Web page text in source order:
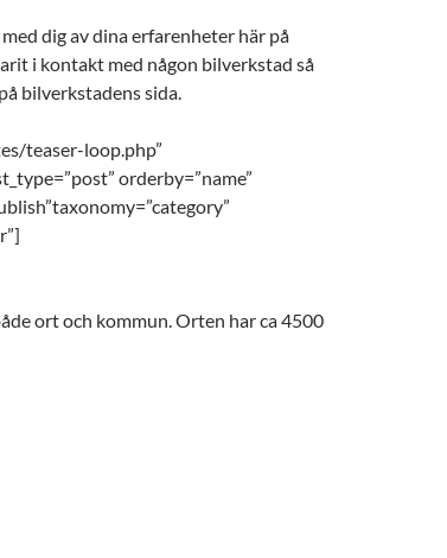
dig av dina erfarenheter här på
i kontakt med någon bilverkstad så
bilverkstadens sida.
teaser-loop.php”
orderby=”name”
ort och kommun. Orten har ca 4500